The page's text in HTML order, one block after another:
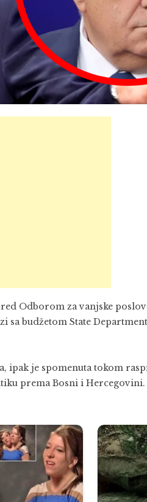
Odborom za vanjske
budžetom State
ipak je spomenuta tokom
prema Bosni i Hercegovini.